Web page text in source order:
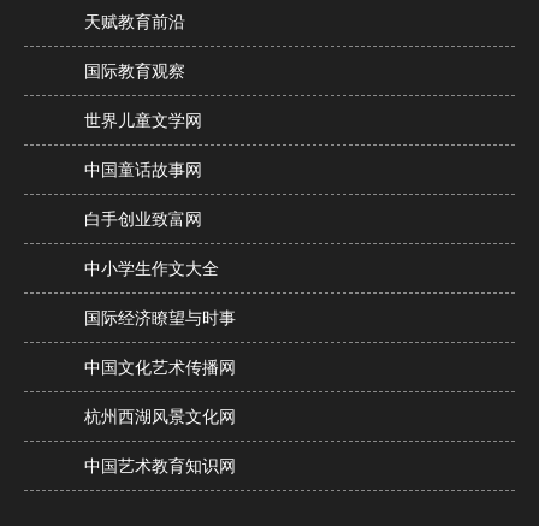
天赋教育前沿
国际教育观察
世界儿童文学网
中国童话故事网
白手创业致富网
中小学生作文大全
国际经济瞭望与时事
中国文化艺术传播网
杭州西湖风景文化网
中国艺术教育知识网